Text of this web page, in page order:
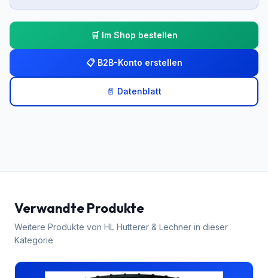
🛒 Im Shop bestellen
📋 B2B-Konto erstellen
📄 Datenblatt
Verwandte Produkte
Weitere Produkte von HL Hutterer & Lechner in dieser
Kategorie